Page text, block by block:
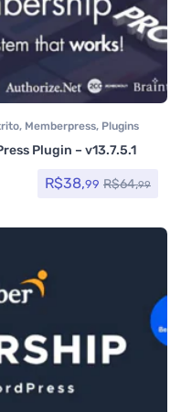
, Memberpress, Plugins
Plugin – v13.7.5.1
R$38,99 R$64,99